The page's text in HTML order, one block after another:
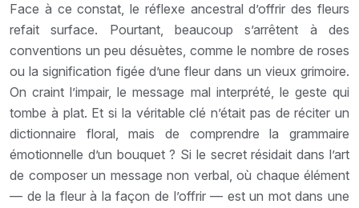
Face à ce constat, le réflexe ancestral d’offrir des fleurs
refait surface. Pourtant, beaucoup s’arrêtent à des
conventions un peu désuètes, comme le nombre de roses
ou la signification figée d’une fleur dans un vieux grimoire.
On craint l’impair, le message mal interprété, le geste qui
tombe à plat. Et si la véritable clé n’était pas de réciter un
dictionnaire floral, mais de comprendre la grammaire
émotionnelle d’un bouquet ? Si le secret résidait dans l’art
de composer un message non verbal, où chaque élément
— de la fleur à la façon de l’offrir — est un mot dans une